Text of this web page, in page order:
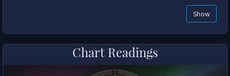
Show
Chart Readings